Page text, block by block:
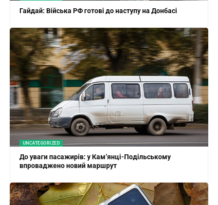
Гайдай: Війська РФ готові до наступу на Донбасі
UNCATEGORIZED
До уваги пасажирів: у Кам’янці-Подільському
впроваджено новий маршрут